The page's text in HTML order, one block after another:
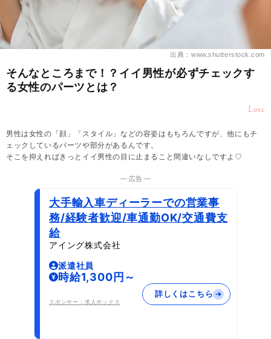
出典：www.shutterstock.com
そんなところまで！？イイ男性が必ずチェックす
る女性のパーツとは？
Love
男性は女性の「顔」「スタイル」などの容姿はもちろんですが、他にもチ
ェックしているパーツや部分があるんです。
そこを抑えればきっとイイ男性の目に止まること間違いなしですよ♡
― 広告 ―
大手輸入車ディーラーでの営業事
務/経験者歓迎/車通勤OK/交通費支
給
アイング株式会社
派遣社員
時給1,300円～
スポンサー：求人ボックス
詳しくはこちら